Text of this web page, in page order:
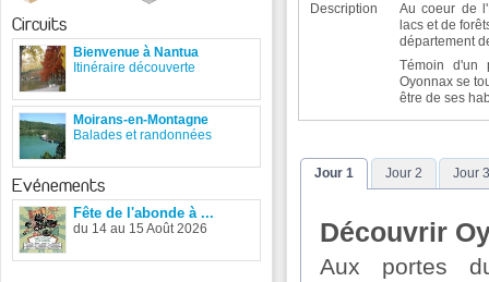
Description
Au coeur de
lacs et de
département
Témoin d'un
Oyonnax se
être de ses
Jour 1 Jour 2 Jour
Découvrir
Aux portes
Circuits
Bienvenue à Nantua
Itinéraire découverte
Moirans-en-Montagne
Balades et randonnées
Evénements
Fête de l'abonde à ...
du 14 au 15 Août 2026